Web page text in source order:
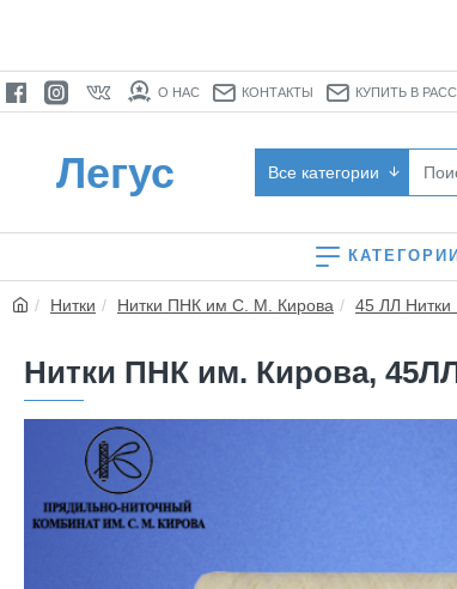
О НАС КОНТАКТЫ КУПИТЬ В
Легус Все категории
КАТЕГОРИИ
Нитки Нитки ПНК им С. М. Кирова 45 ЛЛ
Нитки ПНК им. Кирова,